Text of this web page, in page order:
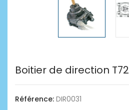
Boitier de direction T72
Référence: DIR0031